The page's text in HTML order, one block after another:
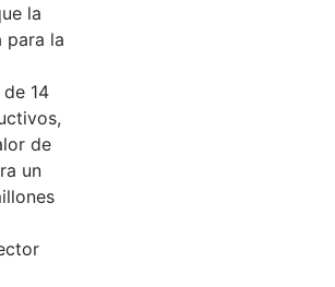
la
para la
14
de
un